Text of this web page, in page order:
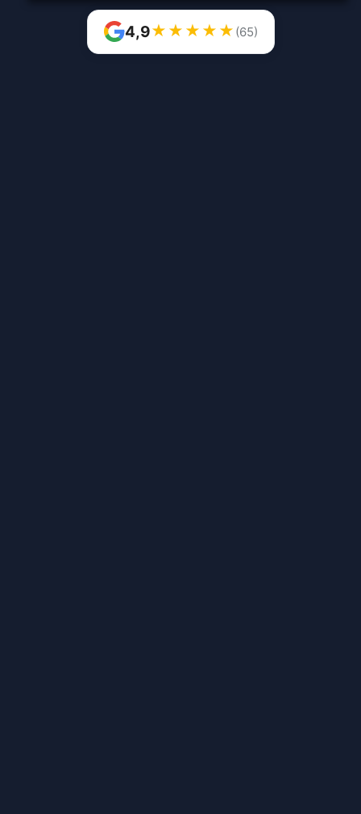
4,9★ ★ ★ ★ ★ (65)